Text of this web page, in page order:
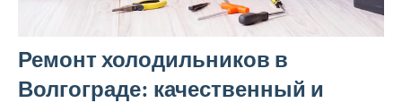
Ремонт холодильников в
Волгограде: качественный и